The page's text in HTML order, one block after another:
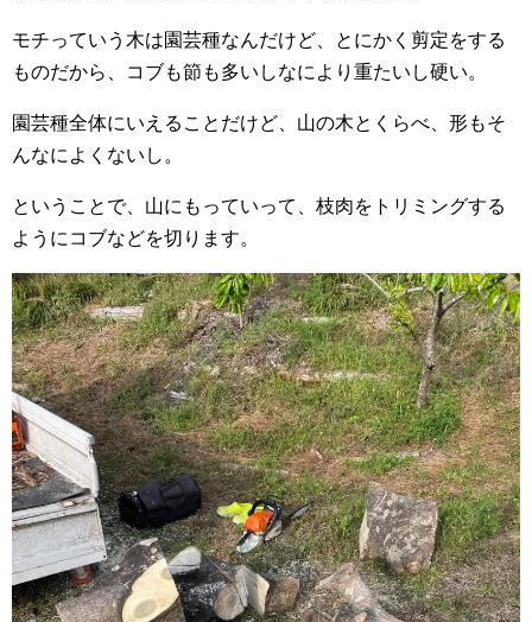
モチっていう木は園芸種なんだけど、とにかく剪定をする
ものだから、コブも節も多いしなにより重たいし硬い。
園芸種全体にいえることだけど、山の木とくらべ、形もそ
んなによくないし。
ということで、山にもっていって、枝肉をトリミングする
ようにコブなどを切ります。